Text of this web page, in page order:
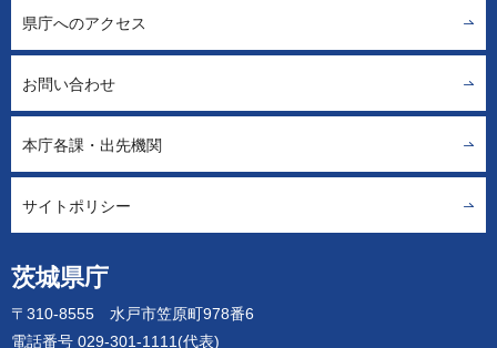
茨城県庁
〒310-8555 水戸市笠原町978番6
電話番号 029-301-1111(代表)
県庁へのアクセス
お問い合わせ
本庁各課・出先機関
サイトポリシー